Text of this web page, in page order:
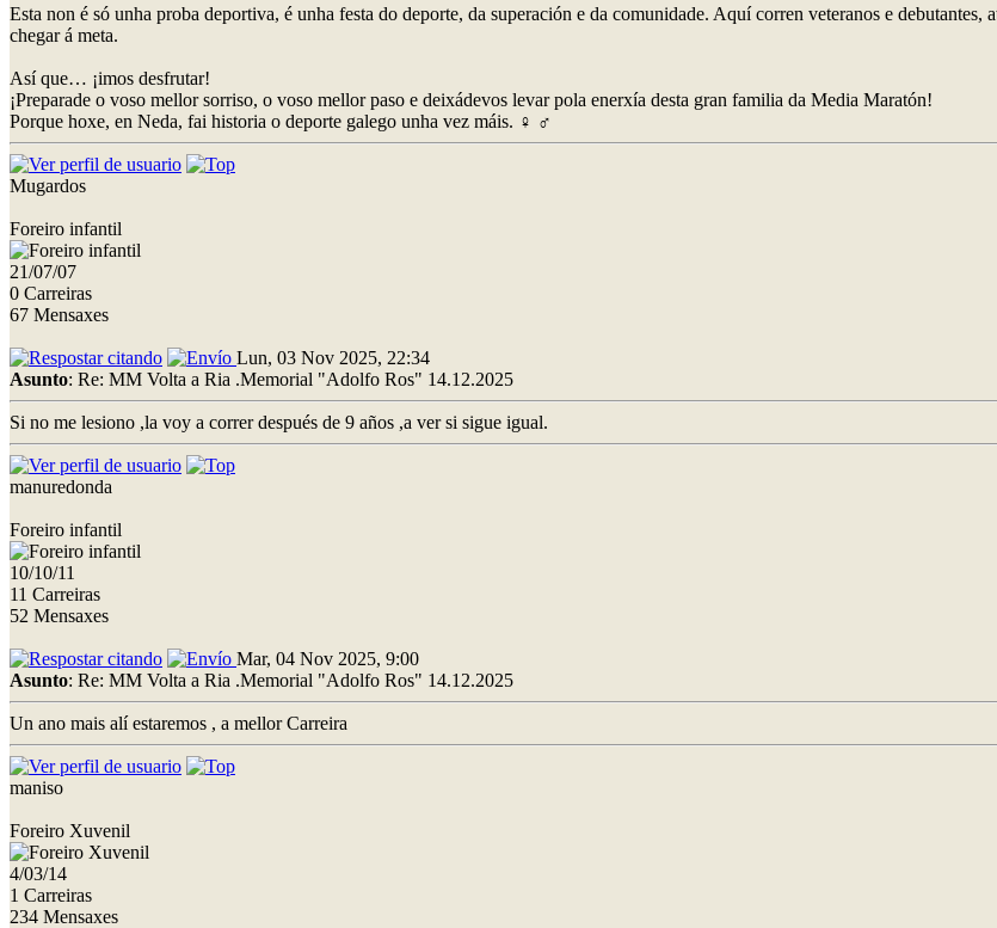
Esta non é só unha proba deportiva, é unha festa do deporte, da superación e da comunidade. Aquí corren veteranos e
chegar á meta.
Así que… ¡imos desfrutar!
¡Preparade o voso mellor sorriso, o voso mellor paso e deixádevos levar pola enerxía desta gran familia da Media Maratón!
Porque hoxe, en Neda, fai historia o deporte galego unha vez máis. ♀️ ♂️
Mugardos
Foreiro infantil
21/07/07
0 Carreiras
67 Mensaxes
Lun, 03 Nov 2025, 22:34
Asunto: Re: MM Volta a Ria .Memorial "Adolfo Ros" 14.12.2025
Si no me lesiono ,la voy a correr después de 9 años ,a ver si sigue igual.
manuredonda
Foreiro infantil
10/10/11
11 Carreiras
52 Mensaxes
Mar, 04 Nov 2025, 9:00
Asunto: Re: MM Volta a Ria .Memorial "Adolfo Ros" 14.12.2025
Un ano mais alí estaremos , a mellor Carreira
maniso
Foreiro Xuvenil
4/03/14
1 Carreiras
234 Mensaxes